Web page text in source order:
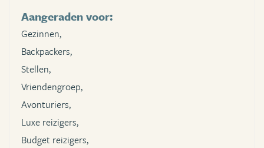
Aangeraden voor:
Gezinnen,
Backpackers,
Stellen,
Vriendengroep,
Avonturiers,
Luxe reizigers,
Budget reizigers,